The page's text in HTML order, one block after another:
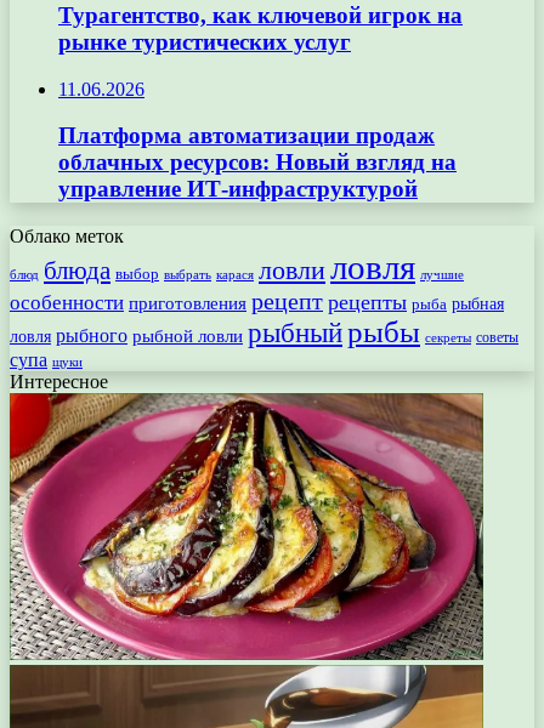
Турагентство, как ключевой игрок на
рынке туристических услуг
11.06.2026
Платформа автоматизации продаж
облачных ресурсов: Новый взгляд на
управление ИТ-инфраструктурой
Облако меток
блюд блюда выбор выбрать карася ловлиловля лучшие
особенности приготовления рецепт рецепты рыба рыбная
ловля рыбного рыбной ловли рыбныйрыбы секреты советы
супа щуки
Интересное